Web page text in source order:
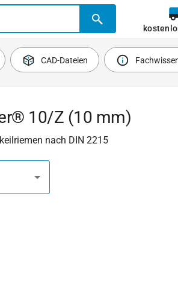
CAD-Dateien
10/Z (10 mm)
nach DIN 2215